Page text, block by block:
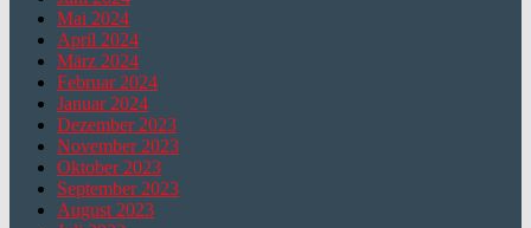
Mai 2024
April 2024
März 2024
Februar 2024
Januar 2024
Dezember 2023
November 2023
Oktober 2023
September 2023
August 2023